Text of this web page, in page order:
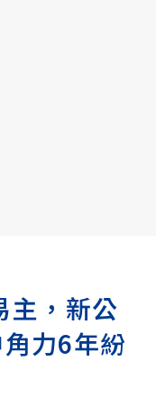
主，新公
力6年紛